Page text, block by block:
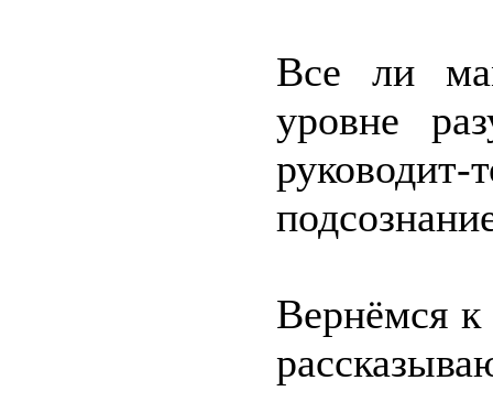
Все ли
уровне
Вернёмся